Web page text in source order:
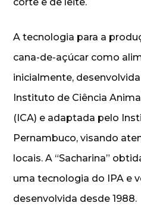
A tecnologia para a
cana-de-açúcar como
inicialmente,
Instituto de Ciência
(ICA) e adaptada pelo
Pernambuco, visando
locais. A “Sacharina”
uma tecnologia do IPA e
desenvolvida desde 1988.